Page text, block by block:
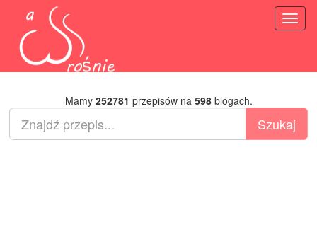
Mamy 252781 przepisów na 598blogach.